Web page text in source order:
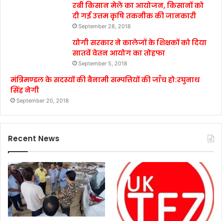
रबी किसान मेले का आयोजन, किसानों को
दी गई उत्तम कृषि तकनीक की जानकारी
September 28, 2018
योगी सरकार ने कालेजों के शिक्षकों को दिया
सातवें वेतन आयोग का तोहफा
September 5, 2018
मंत्रिमण्डल के सदस्यों की बैनामी सम्पत्तियों की जाँच हो:रघुनाथ
सिंह नेगी
September 20, 2018
Recent News